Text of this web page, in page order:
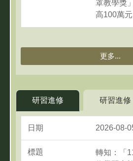
罩教學獎
高100萬元
更多...
研習進修 研習進修
2026-08-
轉知：「